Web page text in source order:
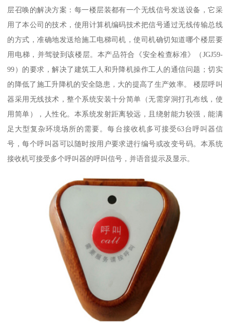
层召唤的解决方案：每一楼层装都有一个无线信号发送设备，它采
用了本公司的技术，使用计算机编码技术把信号通过无线传输总线
的方式，准确地发送给施工电梯司机，使司机确切知道哪个楼层要
用电梯，并驾驶到该楼层。本产品符合《安全检查标准》（JGJ59-
99）的要求，解决了建筑工人和升降机操作工人的通信问题；切实
的降低了施工升降机的安全隐患，大的提高了生产效率。 楼层呼叫
器采用无线技术，整个系统安装十分简单（无需穿洞打孔布线，使
用简单），人性化。本系统发射距离较远，且绕射能力较强，能满
足大型复杂环境场所的需要。每台接收机多可接受63台呼叫器信
号，每个呼叫器可以随时按用户要求进行编号或改变号码。本系统
接收机可接受多个呼叫器的呼叫信号，并语音提示及显示。